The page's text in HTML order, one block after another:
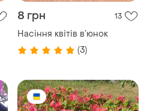
8 грн 13
Насіння квітів в’юнок
(3)